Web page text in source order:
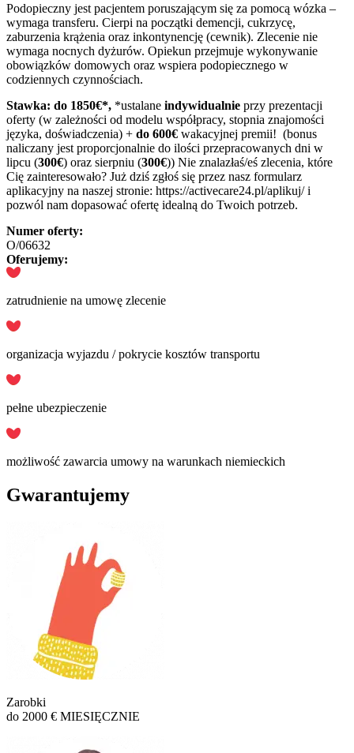
Podopieczny jest pacjentem poruszającym się za pomocą wózka –
wymaga transferu. Cierpi na początki demencji, cukrzycę,
zaburzenia krążenia oraz inkontynencję (cewnik). Zlecenie nie
wymaga nocnych dyżurów. Opiekun przejmuje wykonywanie
obowiązków domowych oraz wspiera podopiecznego w
codziennych czynnościach.
Stawka: do 1850€*, *ustalane indywidualnie przy prezentacji
oferty (w zależności od modelu współpracy, stopnia znajomości
języka, doświadczenia) + do 600€ wakacyjnej premii! (bonus
naliczany jest proporcjonalnie do ilości przepracowanych dni w
lipcu (300€) oraz sierpniu (300€)) Nie znalazłaś/eś zlecenia, które
Cię zainteresowało? Już dziś zgłoś się przez nasz formularz
aplikacyjny na naszej stronie: https://activecare24.pl/aplikuj/ i
pozwól nam dopasować ofertę idealną do Twoich potrzeb.
Numer oferty:
O/06632
Oferujemy:
zatrudnienie na umowę zlecenie
organizacja wyjazdu / pokrycie kosztów transportu
pełne ubezpieczenie
możliwość zawarcia umowy na warunkach niemieckich
Gwarantujemy
Zarobki
do 2000 € MIESIĘCZNIE